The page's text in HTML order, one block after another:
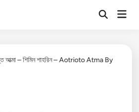
OpenMain
আত্মা – শিমিন শাহরিন – Aotrioto Atma By